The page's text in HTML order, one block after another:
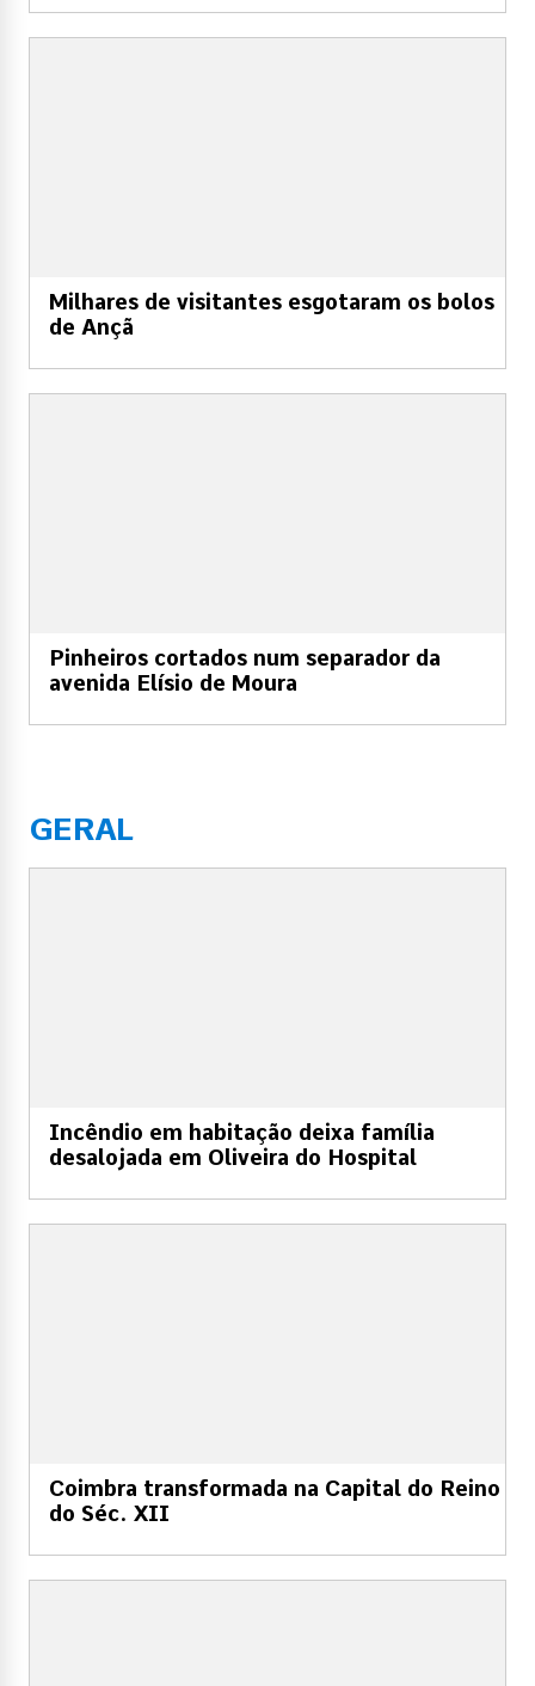
Milhares de visitantes esgotaram os bolos
de Ançã
Pinheiros cortados num separador da
avenida Elísio de Moura
GERAL
Incêndio em habitação deixa família
desalojada em Oliveira do Hospital
Coimbra transformada na Capital do Reino
do Séc. XII